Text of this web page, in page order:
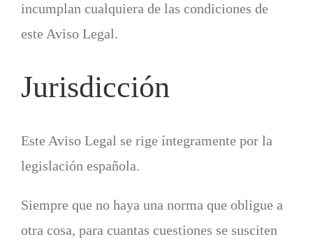
incumplan cualquiera de las condiciones de
este Aviso Legal.
Jurisdicción
Este Aviso Legal se rige íntegramente por la
legislación española.
Siempre que no haya una norma que obligue a
otra cosa, para cuantas cuestiones se susciten